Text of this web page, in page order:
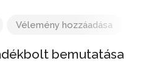
Vélemény hozzáadása
bemutatása